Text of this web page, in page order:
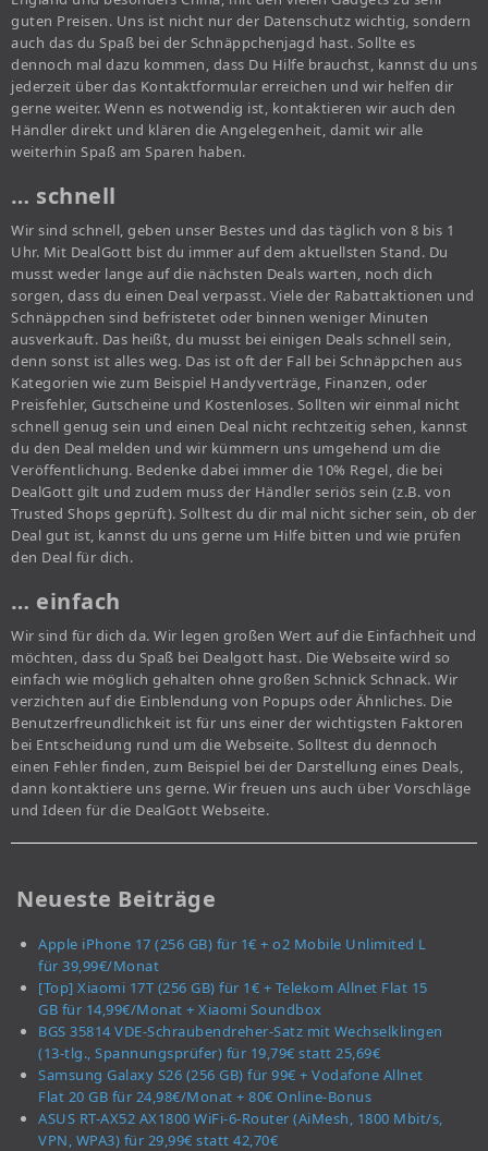
guten Preisen. Uns ist nicht nur der Datenschutz wichtig, sondern
auch das du Spaß bei der Schnäppchenjagd hast. Sollte es
dennoch mal dazu kommen, dass Du Hilfe brauchst, kannst du uns
jederzeit über das Kontaktformular erreichen und wir helfen dir
gerne weiter. Wenn es notwendig ist, kontaktieren wir auch den
Händler direkt und klären die Angelegenheit, damit wir alle
weiterhin Spaß am Sparen haben.
… schnell
Wir sind schnell, geben unser Bestes und das täglich von 8 bis 1
Uhr. Mit DealGott bist du immer auf dem aktuellsten Stand. Du
musst weder lange auf die nächsten Deals warten, noch dich
sorgen, dass du einen Deal verpasst. Viele der Rabattaktionen und
Schnäppchen sind befristetet oder binnen weniger Minuten
ausverkauft. Das heißt, du musst bei einigen Deals schnell sein,
denn sonst ist alles weg. Das ist oft der Fall bei Schnäppchen aus
Kategorien wie zum Beispiel Handyverträge, Finanzen, oder
Preisfehler, Gutscheine und Kostenloses. Sollten wir einmal nicht
schnell genug sein und einen Deal nicht rechtzeitig sehen, kannst
du den Deal melden und wir kümmern uns umgehend um die
Veröffentlichung. Bedenke dabei immer die 10% Regel, die bei
DealGott gilt und zudem muss der Händler seriös sein (z.B. von
Trusted Shops geprüft). Solltest du dir mal nicht sicher sein, ob der
Deal gut ist, kannst du uns gerne um Hilfe bitten und wie prüfen
den Deal für dich.
… einfach
Wir sind für dich da. Wir legen großen Wert auf die Einfachheit und
möchten, dass du Spaß bei Dealgott hast. Die Webseite wird so
einfach wie möglich gehalten ohne großen Schnick Schnack. Wir
verzichten auf die Einblendung von Popups oder Ähnliches. Die
Benutzerfreundlichkeit ist für uns einer der wichtigsten Faktoren
bei Entscheidung rund um die Webseite. Solltest du dennoch
einen Fehler finden, zum Beispiel bei der Darstellung eines Deals,
dann kontaktiere uns gerne. Wir freuen uns auch über Vorschläge
und Ideen für die DealGott Webseite.
Neueste Beiträge
Apple iPhone 17 (256 GB) für 1€ + o2 Mobile Unlimited L
für 39,99€/Monat
[Top] Xiaomi 17T (256 GB) für 1€ + Telekom Allnet Flat 15
GB für 14,99€/Monat + Xiaomi Soundbox
BGS 35814 VDE-Schraubendreher-Satz mit Wechselklingen
(13-tlg., Spannungsprüfer) für 19,79€ statt 25,69€
Samsung Galaxy S26 (256 GB) für 99€ + Vodafone Allnet
Flat 20 GB für 24,98€/Monat + 80€ Online-Bonus
ASUS RT-AX52 AX1800 WiFi-6-Router (AiMesh, 1800 Mbit/s,
VPN, WPA3) für 29,99€ statt 42,70€